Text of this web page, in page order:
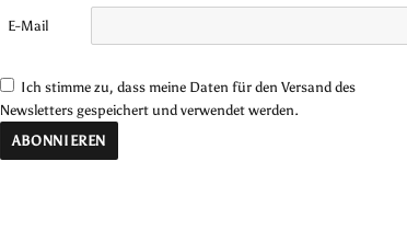
E-Mail
Ich stimme zu, dass meine Daten für den Versand des
Newsletters gespeichert und verwendet werden.